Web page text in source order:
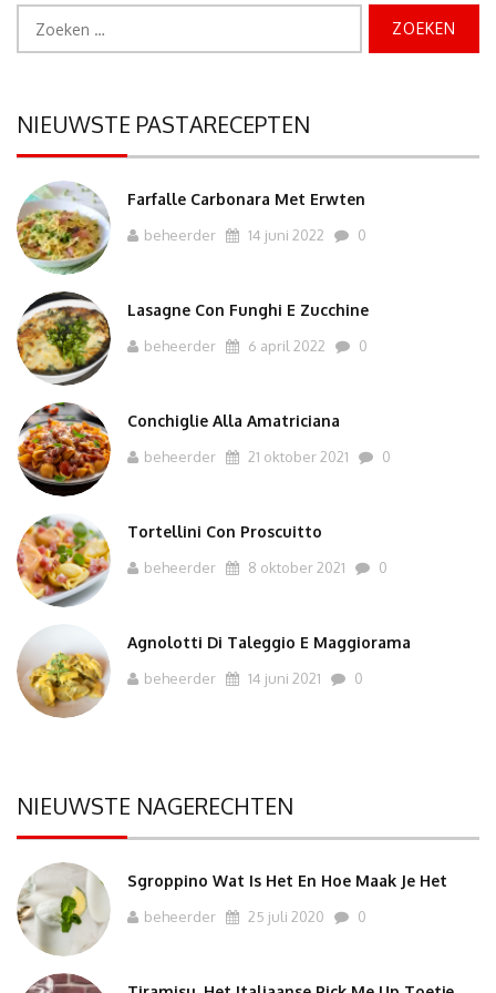
NIEUWSTE PASTARECEPTEN
Farfalle Carbonara Met Erwten
beheerder 14 juni 2022 0
Lasagne Con Funghi E Zucchine
beheerder 6 april 2022 0
Conchiglie Alla Amatriciana
beheerder 21 oktober 2021 0
Tortellini Con Proscuitto
beheerder 8 oktober 2021 0
Agnolotti Di Taleggio E Maggiorama
beheerder 14 juni 2021 0
NIEUWSTE NAGERECHTEN
Sgroppino Wat Is Het En Hoe Maak Je Het
beheerder 25 juli 2020 0